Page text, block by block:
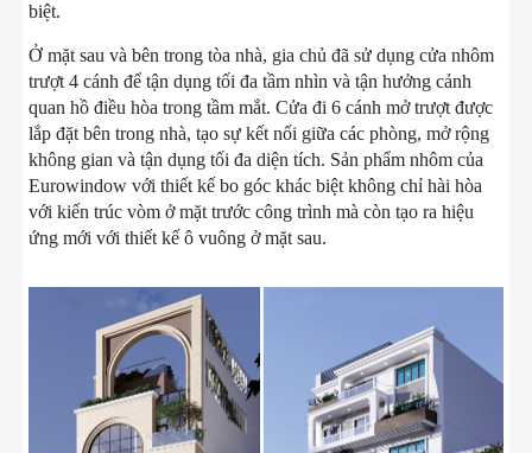
biệt.
Ở mặt sau và bên trong tòa nhà, gia chủ đã sử dụng cửa nhôm
trượt 4 cánh để tận dụng tối đa tầm nhìn và tận hưởng cảnh
quan hồ điều hòa trong tầm mắt. Cửa đi 6 cánh mở trượt được
lắp đặt bên trong nhà, tạo sự kết nối giữa các phòng, mở rộng
không gian và tận dụng tối đa diện tích. Sản phẩm nhôm của
Eurowindow với thiết kế bo góc khác biệt không chỉ hài hòa
với kiến trúc vòm ở mặt trước công trình mà còn tạo ra hiệu
ứng mới với thiết kế ô vuông ở mặt sau.